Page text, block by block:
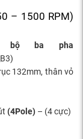
– 1500 RPM)
bộ ba pha
132mm, thân vỏ
(4Pole) – (4 cực)